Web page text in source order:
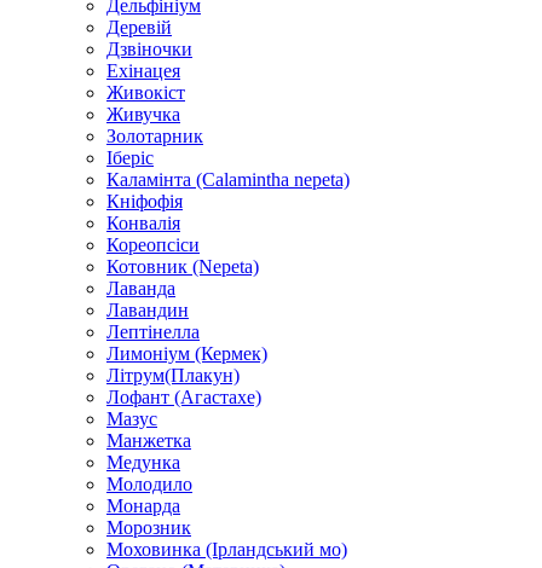
Дельфініум
Деревій
Дзвіночки
Ехінацея
Живокіст
Живучка
Золотарник
Іберіс
Каламінта (Calamintha nepeta)
Кніфофія
Конвалія
Кореопсіси
Котовник (Nepeta)
Лаванда
Лавандин
Лептінелла
Лимоніум (Кермек)
Літрум(Плакун)
Лофант (Агастахе)
Мазус
Манжетка
Медунка
Молодило
Монарда
Морозник
Моховинка (Ірландський мо)